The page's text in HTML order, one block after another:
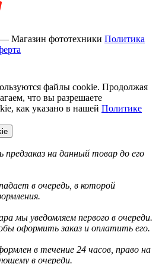
Магазин фототехники Политика
файлы cookie. Продолжая
что вы разрешаете
как указано в нашей Политике
на данный товар до его
в очередь, в которой
мы уведомляем первого в очереди.
оформить заказ и оплатить его.
в течение 24 часов, право на
в очереди.